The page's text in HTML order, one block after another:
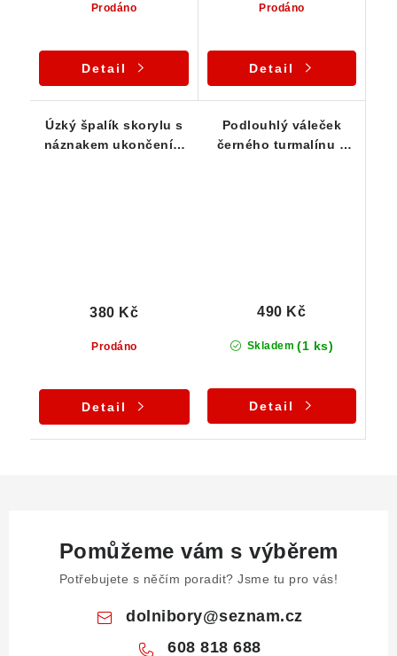
Prodáno
Detail
Prodáno
Detail
Úzký špalík skorylu s
náznakem ukončení a
Prodáno
380 Kč
Detail
Podlouhlý váleček
černého turmalínu s
Skladem (1 ks)
490 Kč
Detail
Pomůžeme vám s výběrem
Potřebujete s něčím poradit? Jsme tu pro vás!
dolnibory@seznam.cz
608 818 688